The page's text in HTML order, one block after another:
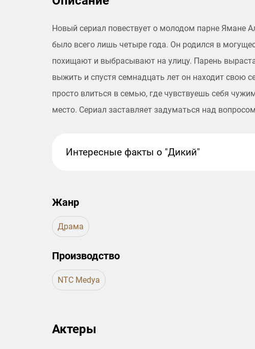
Новый сериал повествует о молодом парне Ямане
было всего лишь четыре года. Он родился в
похищают и выбрасывают на улицу. Парень
выжить и спустя семнадцать лет он находит свою
просто влиться в семью, где чувствуешь себя
место. Сериал заставляет задуматься над
Интересные факты о "Дикий"
Жанр
Драма
Производство
NTC Medya
Актеры